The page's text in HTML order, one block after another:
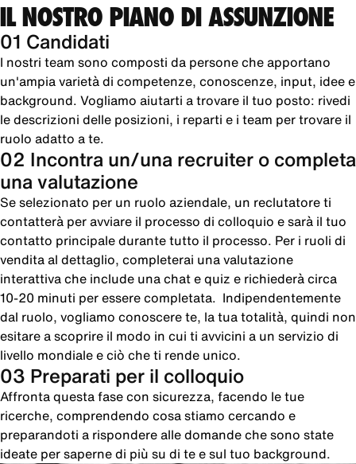
IL NOSTRO PIANO DI ASSUNZIONE
01 Candidati
I nostri team sono composti da persone che apportano
un'ampia varietà di competenze, conoscenze, input, idee e
background. Vogliamo aiutarti a trovare il tuo posto: rivedi
le descrizioni delle posizioni, i reparti e i team per trovare il
ruolo adatto a te.
02 Incontra un/una recruiter o completa
una valutazione
Se selezionato per un ruolo aziendale, un reclutatore ti
contatterà per avviare il processo di colloquio e sarà il tuo
contatto principale durante tutto il processo. Per i ruoli di
vendita al dettaglio, completerai una valutazione
interattiva che include una chat e quiz e richiederà circa
10-20 minuti per essere completata. Indipendentemente
dal ruolo, vogliamo conoscere te, la tua totalità, quindi non
esitare a scoprire il modo in cui ti avvicini a un servizio di
livello mondiale e ciò che ti rende unico.
03 Preparati per il colloquio
Affronta questa fase con sicurezza, facendo le tue
ricerche, comprendendo cosa stiamo cercando e
preparandoti a rispondere alle domande che sono state
ideate per saperne di più su di te e sul tuo background.